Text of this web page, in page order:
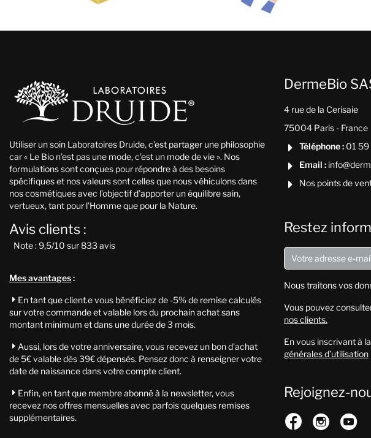
Utiliser un soin Laboratoires Druide, c’est partager une philosophie
car « Le Bio n’est pas une mode, c’est un mode de vie ». Nos
formulations sont conçues pour répondre à des besoins
spécifiques et nos valeurs sont celles que nous véhiculons dans
nos cosmétiques avec l’objectif d’apporter un équilibre sain,
vertueux, tant pour l’Homme que pour la Nature.
Avis clients :
Note : 9,5/10 sur 833 avis
Mes avantages:
 En tant que client.e vous bénéficiez de -5% de remise calculés
sur votre commande et valable lors du prochain achat sans
montant minimum et dans une durée de 3 mois.
 Aussi, lors de votre anniversaire, vous recevez un bon d’achat
de 5€ valable dès 39€ dépensés. Pensez donc à renseigner votre
date de naissance dans votre compte client.
 Enfin, en tant que membre abonné à la newsletter, vous
recevez nos offres mensuelles avec parfois quelques remises
supplémentaires.
DermeBio
4 rue de la Cerisaie
75004 Paris - France
 Téléphone :01 59
 Email :
 Nos points de
Restez
Nous traitons vos
Vous pouvez
nos clients.
En vous inscrivant à
générales d’utilisation
Rejoignez-
  